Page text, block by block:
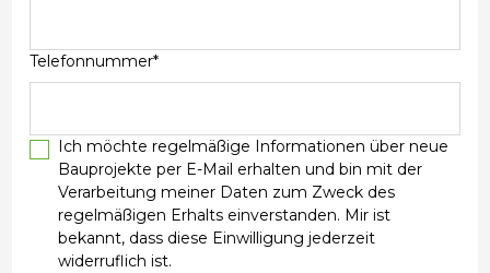
Telefonnummer*
Ich möchte regelmäßige Informationen über neue
Bauprojekte per E-Mail erhalten und bin mit der
Verarbeitung meiner Daten zum Zweck des
regelmäßigen Erhalts einverstanden. Mir ist
bekannt, dass diese Einwilligung jederzeit
widerruflich ist.